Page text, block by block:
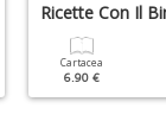
Ricette Con Il
Cartacea
6.90 €